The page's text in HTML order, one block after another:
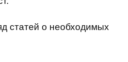
статей о необходимых